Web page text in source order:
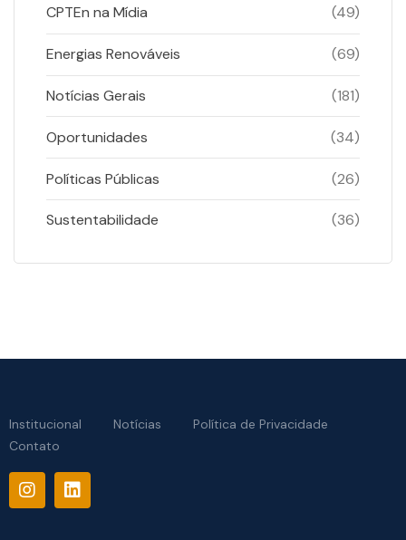
CPTEn na Mídia (49)
Energias Renováveis (69)
Notícias Gerais (181)
Oportunidades (34)
Políticas Públicas (26)
Sustentabilidade (36)
Institucional Notícias
Política de Privacidade
Contato